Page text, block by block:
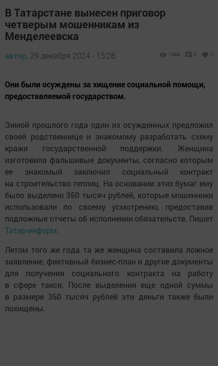
В Татарстане вынесен приговор
четверым мошенникам из
Менделеевска
автор, 29 декабря 2024 - 15:28 1088 0 0
Они были осуждены за хищение социальной помощи,
предоставляемой государством.
Зимой прошлого года один из осужденных предложил
своей родственнице и знакомому разработать схему
кражи государственной поддержки. Женщина
изготовила фальшивые документы, согласно которым
ее знакомый заключил социальный контракт
на строительство теплиц. На основании этих бумаг ему
было выделено 350 тысяч рублей, которые мошенники
использовали по своему усмотрению, предоставив
подложные отчеты об исполнении обязательств. Пишет
Татар-информ.
Летом того же года та же женщина составила ложное
заявление, фиктивный бизнес-план и другие документы
для получения социального контракта на работу
в сфере такси. После выделения еще одной суммы
в размере 350 тысяч рублей эти деньги также были
похищены.